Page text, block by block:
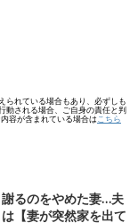
られている場合もあり、必ずしも
動される場合、ご自身の責任と判
容が含まれている場合はこちら
謝るのをやめた妻…夫
【妻が突然家を出て